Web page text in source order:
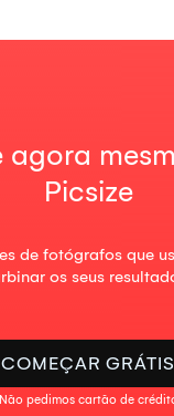
agora
Picsize
de fotógrafos que
os seus
COMEÇAR GRÁTIS
Não pedimos cartão de